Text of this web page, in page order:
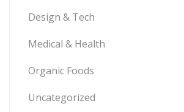
Design & Tech
Medical & Health
Organic Foods
Uncategorized